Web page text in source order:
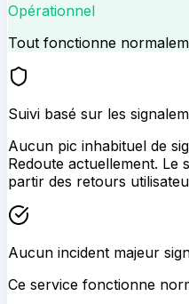
Opérationnel
Tout fonctionne
Suivi basé sur les
Aucun pic inhabituel de
Redoute actuellement. Le
partir des retours
Aucun incident majeur
Ce service fonctionne